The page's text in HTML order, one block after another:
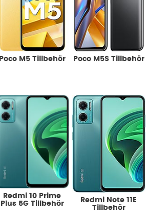
Poco M5 Tillbehör Poco M5S Tillbehör
Redmi 10 Prime
Plus 5G Tillbehör
Redmi Note 11E
Tillbehör